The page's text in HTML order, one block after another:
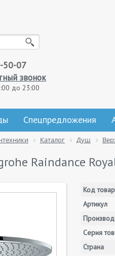
50-07
звонок
до 23:00
Спецпредложения
Каталог Душ
Raindance
Код
Артикул
Серия
Страна